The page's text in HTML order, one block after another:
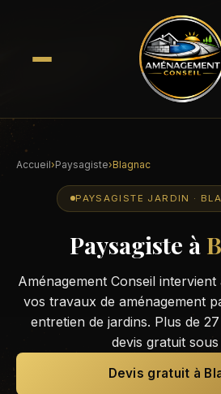
Accueil›Paysagiste›Blagnac
PAYSAGISTE JARDIN ·
Paysagiste à
Aménagement Conseil
vos travaux de aménagement
entretien de jardins. Plus de
devis gratuit
Devis gratuit à